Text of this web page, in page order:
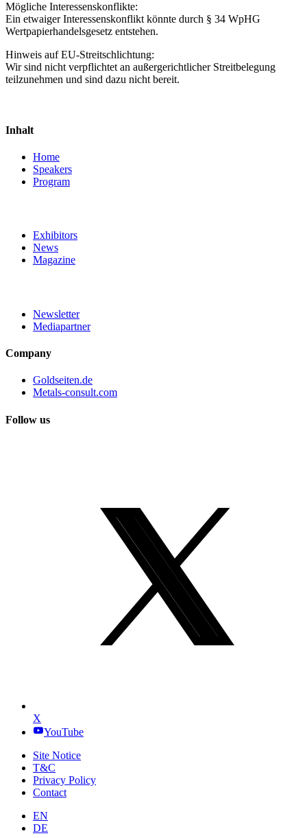
Mögliche Interessenskonflikte:
Ein etwaiger Interessenskonflikt könnte durch § 34 WpHG
Wertpapierhandelsgesetz entstehen.
Hinweis auf EU-Streitschlichtung:
Wir sind nicht verpflichtet an außergerichtlicher Streitbelegung
teilzunehmen und sind dazu nicht bereit.
Inhalt
Home
Speakers
Program
Exhibitors
News
Magazine
Newsletter
Mediapartner
Company
Goldseiten.de
Metals-consult.com
Follow us
X
YouTube
Site Notice
T&C
Privacy Policy
Contact
EN
DE